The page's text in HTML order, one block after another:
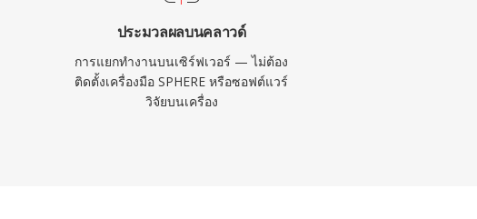
ประมวลผลบนคลาวด์
การแยกทำงานบนเซิร์ฟเวอร์ — ไม่ต้อง
ติดตั้งเครื่องมือ SPHERE หรือซอฟต์แวร์
วิจัยบนเครื่อง